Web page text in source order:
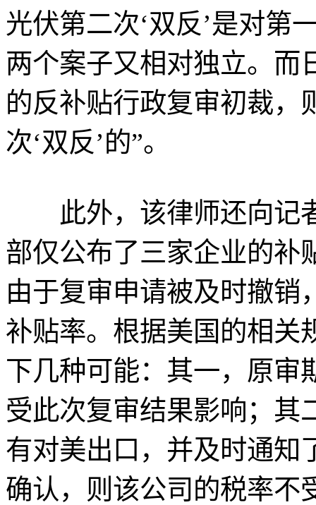
光伏第二次‘双反’是对第
两个案子又相对独立。而
的反补贴行政复审初裁，
次‘双反’的”。
此外，该律师还向记
部仅公布了三家企业的补
由于复审申请被及时撤销
补贴率。根据美国的相关
下几种可能：其一，原审
受此次复审结果影响；其
有对美出口，并及时通知
确认，则该公司的税率不